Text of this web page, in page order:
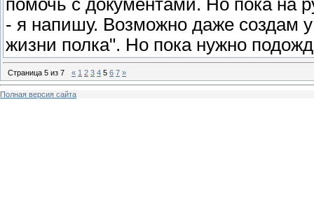
помочь с документами. Но пока на
- я напишу. Возможно даже создам
жизни полка". Но пока нужно
Страница 5 из 7 « 1 2 3 4 5 6 7 »
Полная версия сайта